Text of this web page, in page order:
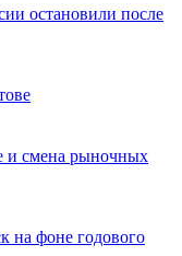
остановили после
и смена рыночных
на фоне годового